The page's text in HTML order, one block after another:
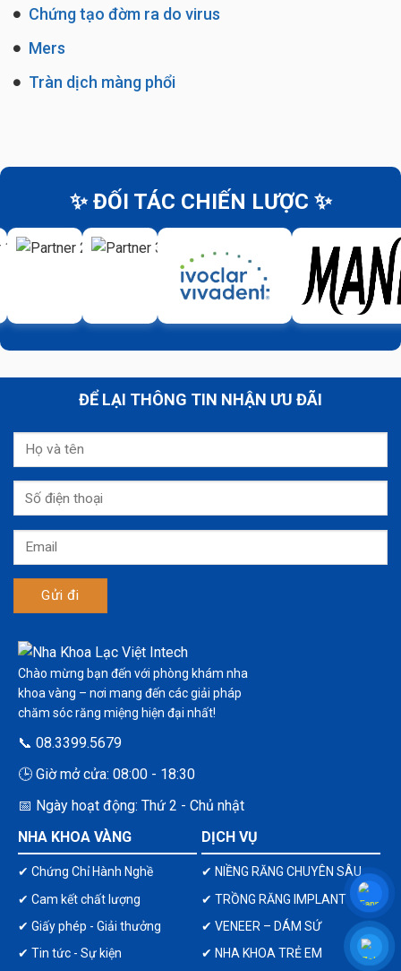
Chứng tạo đờm ra do virus
Mers
Tràn dịch màng phổi
✨ ĐỐI TÁC CHIẾN LƯỢC ✨
ĐỂ LẠI THÔNG TIN NHẬN ƯU ĐÃI
Chào mừng bạn đến với phòng khám nha
khoa vàng – nơi mang đến các giải pháp
chăm sóc răng miệng hiện đại nhất!
📞 08.3399.5679
🕒 Giờ mở cửa: 08:00 - 18:30
📅 Ngày hoạt động: Thứ 2 - Chủ nhật
NHA KHOA VÀNG
✔ Chứng Chỉ Hành Nghề
✔ Cam kết chất lượng
✔ Giấy phép - Giải thưởng
✔ Tin tức - Sự kiện
DỊCH VỤ
✔ NIỀNG RĂNG CHUYÊN SÂU
✔ TRỒNG RĂNG IMPLANT
✔ VENEER – DÁM SỨ
✔ NHA KHOA TRẺ EM